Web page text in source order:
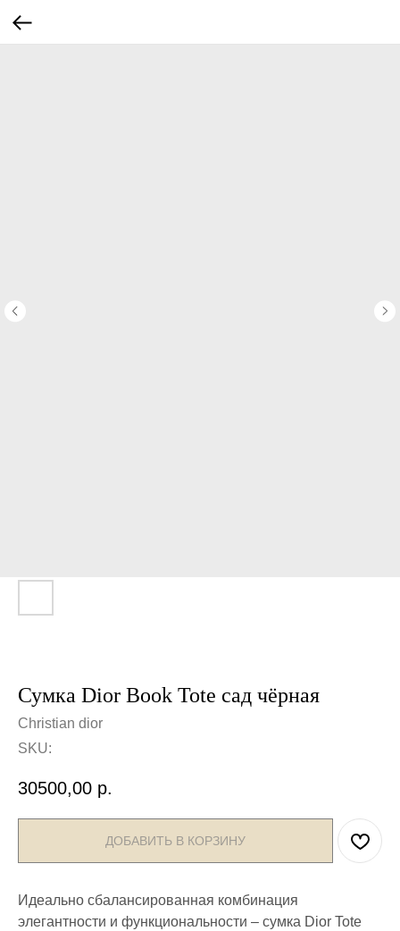
Сумка Dior Book Tote сад чёрная
Christian dior
SKU:
30500,00 р.
ДОБАВИТЬ В КОРЗИНУ
Идеально сбалансированная комбинация
элегантности и функциональности – сумка Dior Tote